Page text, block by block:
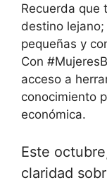
Recuerda que
destino
pequeñas y
Con
acceso a
conocimiento
económica.
Este
claridad